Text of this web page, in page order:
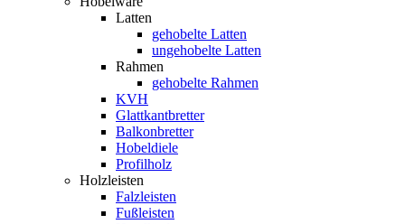
Latten
gehobelte Latten
ungehobelte Latten
Rahmen
gehobelte Rahmen
KVH
Glattkantbretter
Balkonbretter
Hobeldiele
Profilholz
Holzleisten
Falzleisten
Fußleisten